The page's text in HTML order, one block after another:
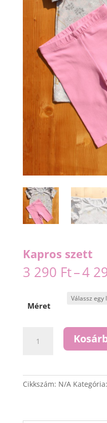
Kapros szett
3 290 Ft–4
Méret
szett
Cikkszám: N/A Kategória: